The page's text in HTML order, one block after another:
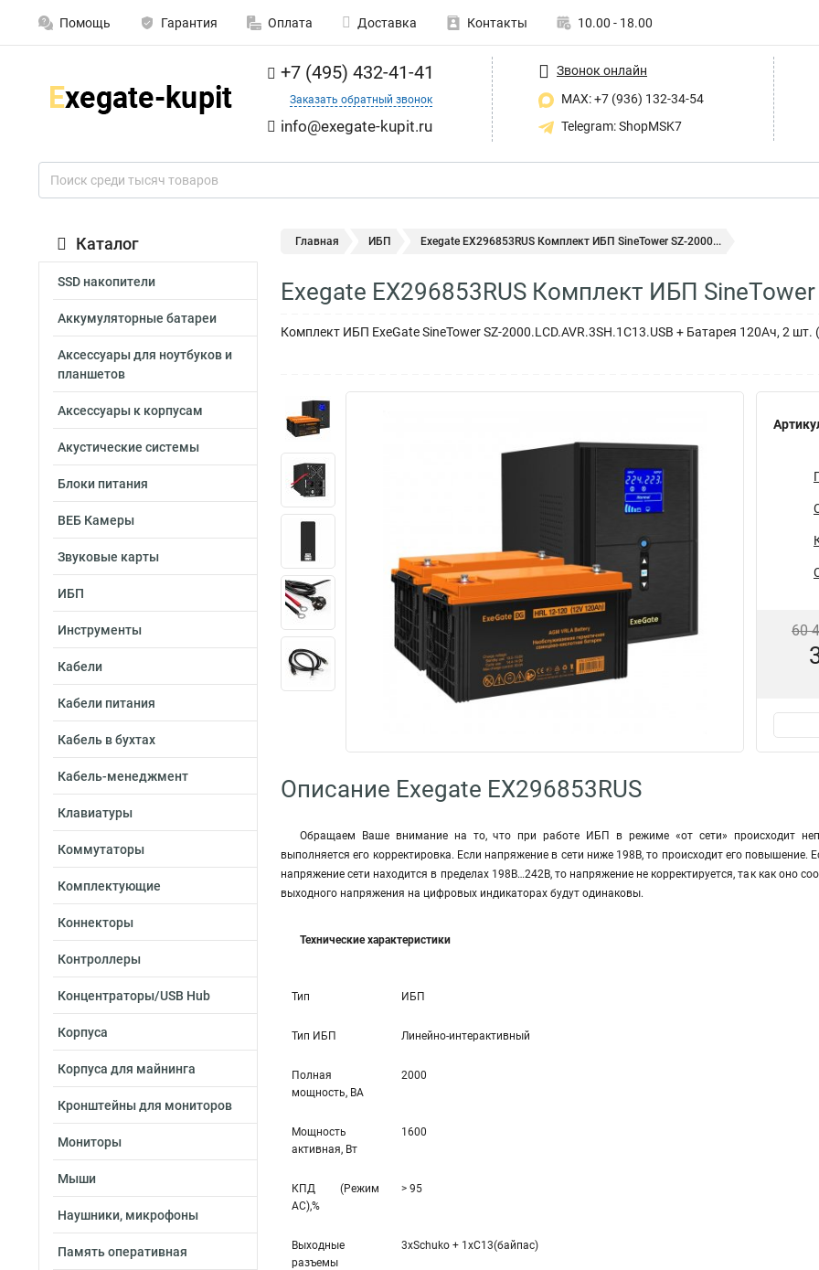
Помощь Гарантия Оплата Доставка Контакты 10.00 - 18.00
+7 (495) 432-41-41
Заказать обратный звонок
info@exegate-kupit.ru
Звонок онлайн
MAX: +7 (936) 132-34-54
Telegram: ShopMSK7
Каталог
SSD накопители
Аккумуляторные батареи
Аксессуары для ноутбуков и
планшетов
Аксессуары к корпусам
Акустические системы
Блоки питания
ВЕБ Камеры
Звуковые карты
ИБП
Инструменты
Кабели
Кабели питания
Кабель в бухтах
Кабель-менеджмент
Клавиатуры
Коммутаторы
Комплектующие
Коннекторы
Контроллеры
Концентраторы/USB Hub
Корпуса
Корпуса для майнинга
Кронштейны для мониторов
Мониторы
Мыши
Наушники, микрофоны
Память оперативная
Главная ИБП Exegate EX296853RUS Комплект ИБП SineTower SZ-2000...
Exegate EX296853RUS Комплект ИБП SineTower
Комплект ИБП ExeGate SineTower SZ-2000.LCD.AVR.3SH.1C13.USB + Батарея 120Aч, 2
60
Описание Exegate EX296853RUS
Обращаем Ваше внимание на то, что при работе ИБП в режиме «от сети» происходит
выполняется его корректировка. Если напряжение в сети ниже 198В, то происходит его
напряжение сети находится в пределах 198В…242В, то напряжение не корректируется, так как оно
выходного напряжения на цифровых индикаторах будут одинаковы.
Технические характеристики
Тип ИБП
Тип ИБП Линейно-интерaктивный
Полная
мощность, ВА
2000
Мощность
активная, Вт
1600
КПД (Режим
AC),%
> 95
Выходные
разъемы
3xSchuko + 1xC13(байпас)